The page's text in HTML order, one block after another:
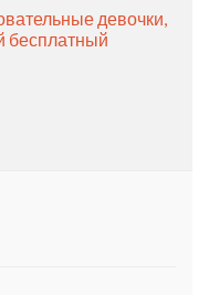
девочки,
бесплатный